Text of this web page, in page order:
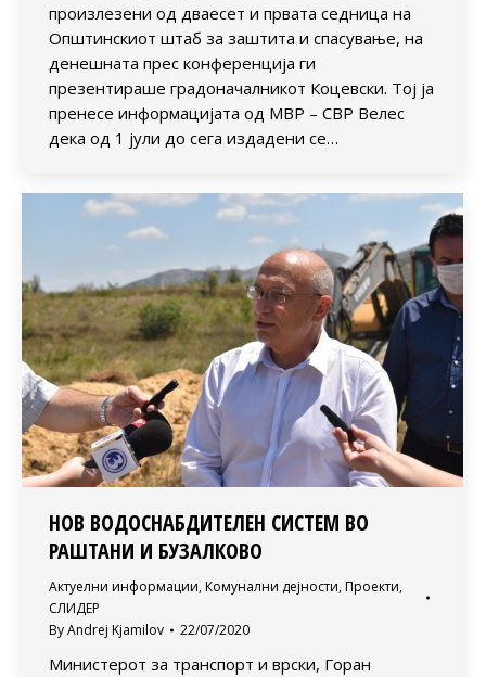
произлезени од дваесет и првата седница на
Општинскиот штаб за заштита и спасување, на
денешната прес конференција ги
презентираше градоначалникот Коцевски. Тој ја
пренесе информацијата од МВР – СВР Велес
дека од 1 јули до сега издадени се…
НОВ ВОДОСНАБДИТЕЛЕН СИСТЕМ ВО
РАШТАНИ И БУЗАЛКОВО
Актуелни информации, Комунални дејности, Проекти,
СЛИДЕР
ByAndrej Kjamilov 22/07/2020
Министерот за транспорт и врски, Горан